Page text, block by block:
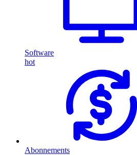
Software
hot
Abonnements